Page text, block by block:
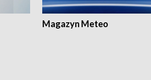
Magazyn Meteo